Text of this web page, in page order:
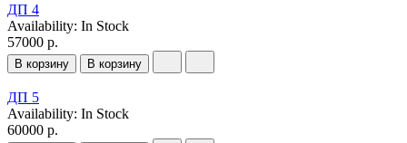
ДП 4
Availability: In Stock
57000 р.
В корзину В корзину
ДП 5
Availability: In Stock
60000 р.